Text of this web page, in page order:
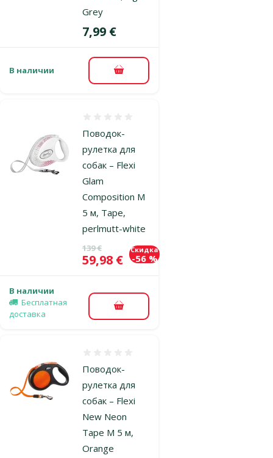
Grey
Цена
7,99 €
В наличии В корзину
Поводок-
рулетка для
собак – Flexi
Glam
Composition M
5 м, Tape,
perlmutt-white
Исходная цена
139 €
Цена
59,98 €
Скидка
-56 %
В наличии
Бесплатная
доставка
В корзину
Поводок-
рулетка для
собак – Flexi
New Neon
Tape M 5 м,
Orange